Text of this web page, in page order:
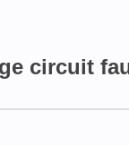
circuit